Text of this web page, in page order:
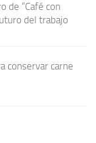
de “Café con
del trabajo
conservar carne